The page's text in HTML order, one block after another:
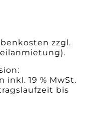
zzgl.
inkl. 19 % MwSt.
bis